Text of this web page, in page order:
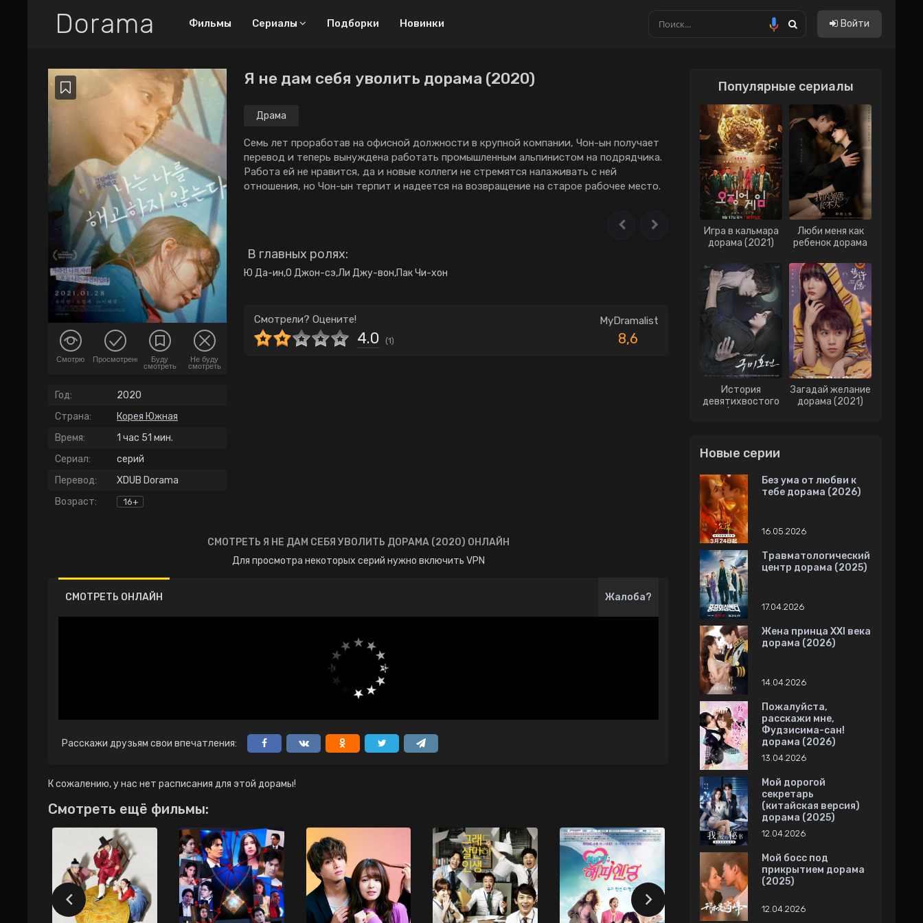
Dorama Фильмы Сериалы
Все дорамы
Новинки
ТОП-100
Про любовный
труугольник
Про богатых парней
2026 2025
2023
2022
2021
2020
2019 2018
Музыка
Военный
Детектив
Школа
Криминал
Приключения
Спорт
ТВ шоу
Тайванськие
Филиппинские
Вьетнам
Подборки Новинки Войти
Я не дам себя уволить дорама (2020)
Драма
Семь лет проработав на офисной должности в крупной компании, Чон-ын получает
перевод и теперь вынуждена работать промышленным альпинистом на подрядчика.
Работа ей не нравится, да и новые коллеги не стремятся налаживать с ней
отношения, но Чон-ын терпит и надеется на возвращение на старое рабочее место.
В главных ролях:
Ю Да-ин,О Джон-сэ,Ли Джу-вон,Пак Чи-хон
Смотрели? Оцените!
4.0 (1)
MyDramalist
8,6
Смотрю Просмотрено
Буду
смотреть
Не буду
смотреть
Год:
2020
Страна:
Корея Южная
Время:
1 час 51 мин.
Сериал:
серий
Перевод:
XDUB Dorama
Возраст:
16+
СМОТРЕТЬ Я НЕ ДАМ СЕБЯ УВОЛИТЬ ДОРАМА (2020) ОНЛАЙН
Для просмотра некоторых серий нужно включить VPN
СМОТРЕТЬ ОНЛАЙН Жалоба?
Расскажи друзьям свои впечатления:
К сожалению, у нас нет расписания для этой дорамы!
Смотреть ещё фильмы:
Популярные сериалы
Игра в кальмара
дорама (2021)
Люби меня как
ребенок дорама
История
девятихвостого
Загадай желание
дорама (2021)
Новые серии
Без ума от любви к
тебе дорама (2026)
16.05.2026
Травматологический
центр дорама (2025)
17.04.2026
Жена принца XXI века
дорама (2026)
14.04.2026
Пожалуйста,
расскажи мне,
Фудзисима-сан!
дорама (2026)
13.04.2026
Мой дорогой
секретарь
(китайская версия)
дорама (2025)
12.04.2026
Мой босс под
прикрытием дорама
(2025)
12.04.2026